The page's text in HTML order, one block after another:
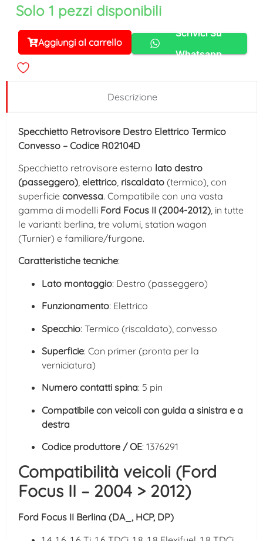
Solo 1 pezzi disponibili
Aggiungi al carrello
Alternative:
Scrivici Su
Whatsapp
Descrizione
Specchietto Retrovisore Destro Elettrico Termico
Convesso – Codice R02104D
Specchietto retrovisore esterno lato destro
(passeggero) elettrico riscaldato (termico), con
superficie convessa. Compatibile con una vasta
gamma di modelli Ford Focus II (2004-2012) , in tutte
le varianti: berlina, tre volumi, station wagon
(Turnier) e familiare/furgone.
Caratteristiche tecniche:
Lato montaggio: Destro (passeggero)
Funzionamento: Elettrico
Specchio: Termico (riscaldato), convesso
Superficie: Con primer (pronta per la
verniciatura)
Numero contatti spina: 5 pin
Compatibile con veicoli con guida a sinistra e a
destra
Codice produttore / OE: 1376291
Compatibilità veicoli (Ford
Focus II – 2004 > 2012)
Ford Focus II Berlina (DA_, HCP, DP)